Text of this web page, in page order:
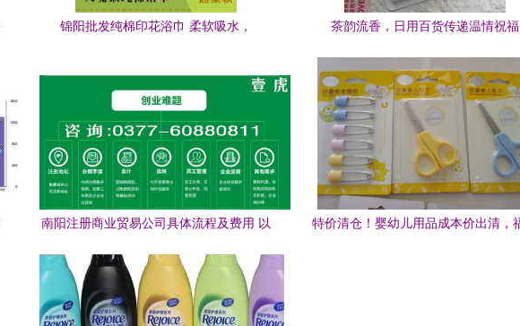
锦阳批发纯棉印花浴巾 柔软吸水，
日常舒适
茶韵流香，日用百货传递温情祝福
南阳注册商业贸易公司具体流程及费用 以
特价清仓！婴幼儿用品成本价出清，